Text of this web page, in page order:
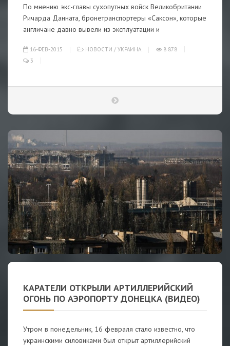
По мнению экс-главы сухопутных войск Великобритании
Ричарда Данната, бронетранспортеры «Саксон», которые
англичане давно вывели из эксплуатации и
16-ФЕВ-2015 НОВОСТИ / УКРАИНА
8 878
3
КАРАТЕЛИ ОТКРЫЛИ АРТИЛЛЕРИЙСКИЙ
ОГОНЬ ПО АЭРОПОРТУ ДОНЕЦКА (ВИДЕО)
Утром в понедельник, 16 февраля стало известно, что
украинскими силовиками был открыт артиллерийский